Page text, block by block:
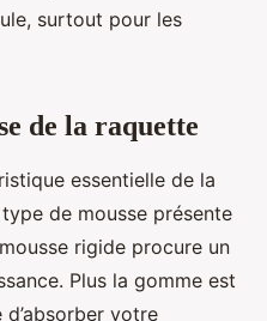
surtout pour les
de la raquette
essentielle de la
de mousse présente
rigide procure un
Plus la gomme est
votre